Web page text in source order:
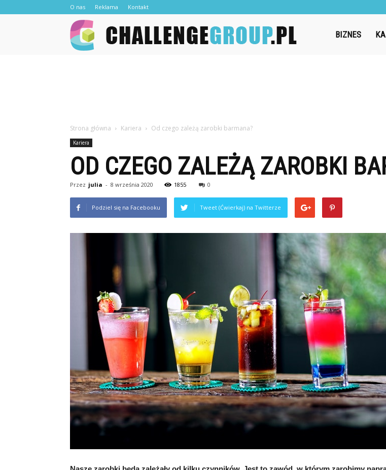
O nas Reklama Kontakt
Challengegroup.pl
BIZNES
Strona główna Kariera Od czego zależą zarobki barmana?
Kariera
OD CZEGO ZALEŻĄ ZAROBKI
Przez julia - 8 września 2020 1855 0
Podziel się na Facebooku Tweet (Ćwierkaj) na Twitterze